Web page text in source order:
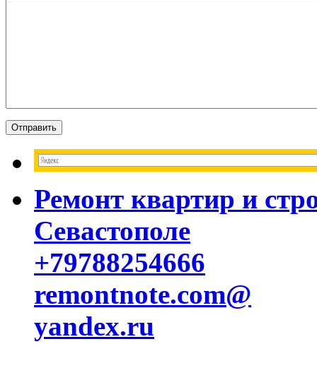
Ремонт квартир и
Севастополе
+79788254666
remontnote.com@
yandex.ru